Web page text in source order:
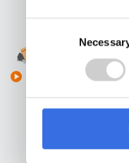
Bauschutt